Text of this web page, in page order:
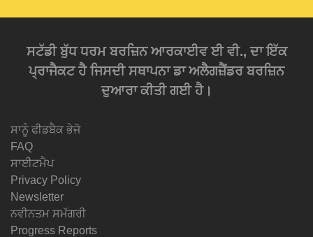
ਸਟੱਡੀ ਬੁੱਧ ਧਰਮ ਬਰਜ਼ਿਨ ਆਰਕਾਈਵ ਈ ਵੀ., ਦਾ ਇੱਕ
ਪ੍ਰਾਜੈਕਟ ਹੈ ਜਿਸਦੀ ਸਥਾਪਨਾ ਡਾ ਅਲੈਗਜ਼ੈਂਡਰ ਬਰਜ਼ਿਨ
ਦੁਆਰਾ ਕੀਤੀ ਗਈ ਹੈ।
ਸਾਨੂੰ ਫੀਡਬੈਕ ਭੇਜੋ
FAQ
ਸਾਈਟਮੈਪ
Privacy Policy
Newsletter
ਨਵੀਨਤਮ ਸਮੱਗਰੀ
Progress Reports